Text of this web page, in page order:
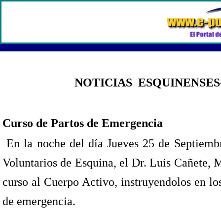
NOTICIAS
Curso de Partos de Emergencia
En la noche del día Jueves 25 de
Voluntarios de Esquina, el Dr. Luis Cañete,
curso al Cuerpo Activo, instruyendolos en
de emergencia.